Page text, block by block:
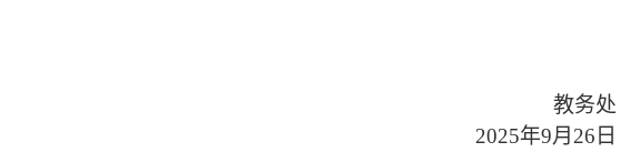
教务处
2025年9月26日